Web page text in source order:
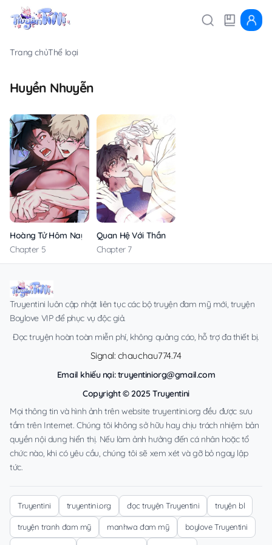
Trang chủThể loại
Huyền Nhuyễn
Hoàng Tử Hôm Nay Ngài Đã Được Lấp Đầy Chưa
Chapter 5
Quan Hệ Với Thần
Chapter 7
Truyentini luôn cập nhật liên tục các bộ truyện đam mỹ mới, truyện
Boylove VIP để phục vụ độc giả.
Đọc truyện hoàn toàn miễn phí, không quảng cáo, hỗ trợ đa thiết bị.
Signal: chauchau774.74
Email khiếu nại:truyentiniorg@gmail.com
Copyright © 2025 Truyentini
Mọi thông tin và hình ảnh trên website truyentini.org đều được sưu
tầm trên Internet. Chúng tôi không sở hữu hay chịu trách nhiệm bản
quyền nội dung hiển thị. Nếu làm ảnh hưởng đến cá nhân hoặc tổ
chức nào, khi có yêu cầu, chúng tôi sẽ xem xét và gỡ bỏ ngay lập
tức.
Truyentini truyentini.org đọc truyện Truyentini truyện bl
truyện tranh đam mỹ manhwa đam mỹ boylove Truyentini